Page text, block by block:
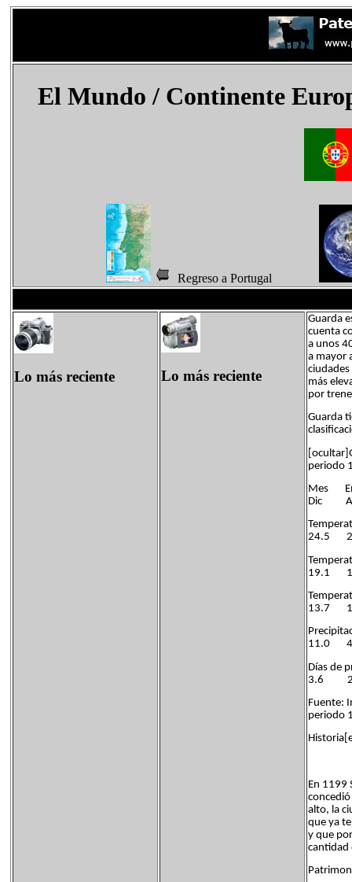
El Mundo/ Continente
Regreso a Portugal
Lo más reciente Lo más reciente
Guarda
cuenta
a unos
a mayor
ciudades
más
por
Guarda
periodo
Mes
Dic
24.5
19.1
13.7
11.0
Días
3.6
Fuente:
periodo
En 1199
concedió
alto, la
que ya
y que
cantidad